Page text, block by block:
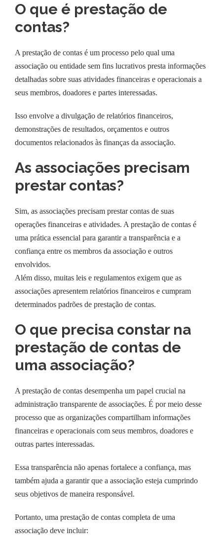
O que é prestação de
contas?
A prestação de contas é um processo pelo qual uma
associação ou entidade sem fins lucrativos presta informações
detalhadas sobre suas atividades financeiras e operacionais a
seus membros, doadores e partes interessadas.
Isso envolve a divulgação de relatórios financeiros,
demonstrações de resultados, orçamentos e outros
documentos relacionados às finanças da associação.
As associações precisam
prestar contas?
Sim, as associações precisam prestar contas de suas
operações financeiras e atividades. A prestação de contas é
uma prática essencial para garantir a transparência e a
confiança entre os membros da associação e outros
envolvidos.
Além disso, muitas leis e regulamentos exigem que as
associações apresentem relatórios financeiros e cumpram
determinados padrões de prestação de contas.
O que precisa constar na
prestação de contas de
uma associação?
A prestação de contas desempenha um papel crucial na
administração transparente de associações. É por meio desse
processo que as organizações compartilham informações
financeiras e operacionais com seus membros, doadores e
outras partes interessadas.
Essa transparência não apenas fortalece a confiança, mas
também ajuda a garantir que a associação esteja cumprindo
seus objetivos de maneira responsável.
Portanto, uma prestação de contas completa de uma
associação deve incluir: